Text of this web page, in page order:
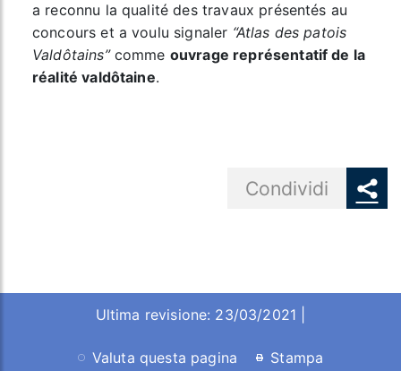
a reconnu la qualité des travaux présentés au
concours et a voulu signaler “Atlas des patois
Valdôtains”comme ouvrage représentatif de la
réalité valdôtaine.
Condividi
Ultima revisione: 23/03/2021 |
Valuta questa pagina Stampa